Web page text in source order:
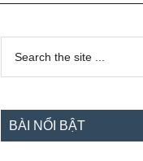
Sidebar
chính
...
BÀI NỔI BẬT